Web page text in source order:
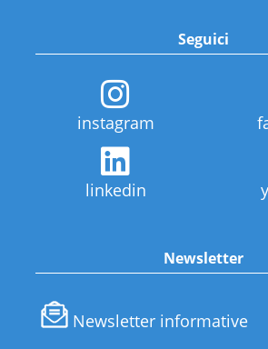
Seguici
instagram
linkedin
Newsletter
Newsletter informative